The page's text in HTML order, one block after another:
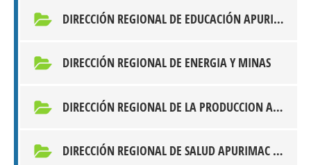
DIRECCIÓN REGIONAL DE EDUCACIÓN APURIMAC - DREA
DIRECCIÓN REGIONAL DE ENERGIA Y MINAS
DIRECCIÓN REGIONAL DE LA PRODUCCION APURÍMAC - DIREPRO
DIRECCIÓN REGIONAL DE SALUD APURIMAC - DIRESA